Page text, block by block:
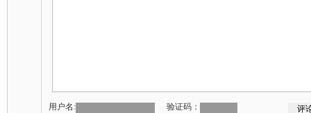
用户名: 验证码：